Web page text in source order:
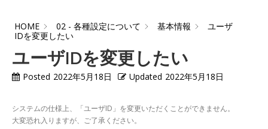
HOME 02 - 各種設定について 基本情報
ユーザ
IDを変更したい
ユーザIDを変更したい
Posted 2022年5月18日 Updated 2022年5月18日
システムの仕様上、「ユーザID」を変更いただくことができません。
大変恐れ入りますが、ご了承ください。